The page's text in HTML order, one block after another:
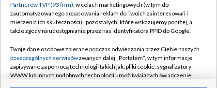
Niezbędnik 3. kolejki PKO BP Ekstraklasy.
Sprawdź szczegóły
TVP
Partnerów TVP (93 firm), w celach marketingowych (w tym do
zautomatyzowanego dopasowania reklam do Twoich zainteresowań i
mierzenia ich skuteczności) i pozostałych, które wskazujemy poniżej, a
także zgody na udostępnianie przez nas identyfikatora PPID do Google.
Twoje dane osobowe zbierane podczas odwiedzania przez Ciebie naszych
poszczególnych serwisówzwanych dalej „Portalem”, w tym informacje
zapisywane za pomocą technologii takich jak: pliki cookie, sygnalizatory
WWW lub innych podobnych technologii umożliwiających świadczenie